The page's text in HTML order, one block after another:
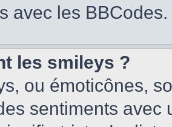
avec les BBCodes.
les smileys ?
ou émoticônes,
sentiments avec